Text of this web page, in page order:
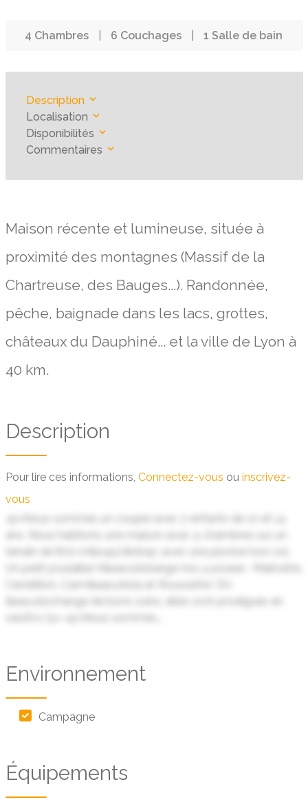
4 Chambres 6 Couchages 1 Salle de bain
Description
Localisation
Disponibilités
Commentaires
Maison récente et lumineuse, située à
proximité des montagnes (Massif de la
Chartreuse, des Bauges...). Randonnée,
pêche, baignade dans les lacs, grottes,
châteaux du Dauphiné... et la ville de Lyon à
40 km.
Description
Pour lire ces informations, Connectez-vous ou inscrivez-
vous
Environnement
Campagne
Équipements